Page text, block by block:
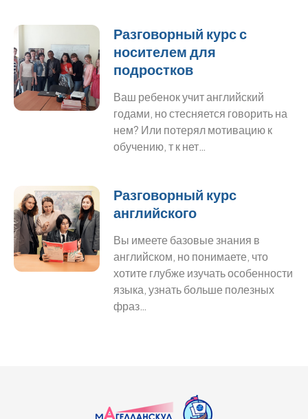
Разговорный курс с
носителем для
подростков
Ваш ребенок учит английский
годами, но стесняется говорить на
нем? Или потерял мотивацию к
обучению, т к нет…
Разговорный курс
английского
Вы имеете базовые знания в
английском, но понимаете, что
хотите глубже изучать особенности
языка, узнать больше полезных
фраз…